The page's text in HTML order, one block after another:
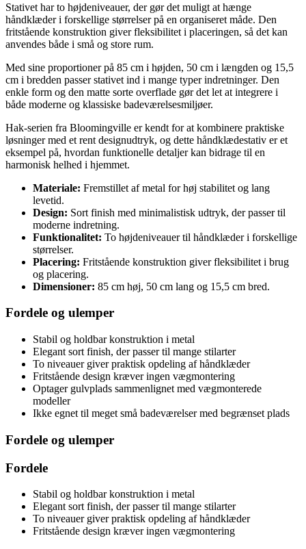
Stativet har to højdeniveauer, der gør det muligt at hænge
håndklæder i forskellige størrelser på en organiseret måde. Den
fritstående konstruktion giver fleksibilitet i placeringen, så det kan
anvendes både i små og store rum.
Med sine proportioner på 85 cm i højden, 50 cm i længden og 15,5
cm i bredden passer stativet ind i mange typer indretninger. Den
enkle form og den matte sorte overflade gør det let at integrere i
både moderne og klassiske badeværelsesmiljøer.
Hak-serien fra Bloomingville er kendt for at kombinere praktiske
løsninger med et rent designudtryk, og dette håndklædestativ er et
eksempel på, hvordan funktionelle detaljer kan bidrage til en
harmonisk helhed i hjemmet.
Materiale: Fremstillet af metal for høj stabilitet og lang
levetid.
Design: Sort finish med minimalistisk udtryk, der passer til
moderne indretning.
Funktionalitet: To højdeniveauer til håndklæder i forskellige
størrelser.
Placering: Fritstående konstruktion giver fleksibilitet i brug
og placering.
Dimensioner: 85 cm høj, 50 cm lang og 15,5 cm bred.
Fordele og ulemper
Stabil og holdbar konstruktion i metal
Elegant sort finish, der passer til mange stilarter
To niveauer giver praktisk opdeling af håndklæder
Fritstående design kræver ingen vægmontering
Optager gulvplads sammenlignet med vægmonterede
modeller
Ikke egnet til meget små badeværelser med begrænset plads
Fordele og ulemper
Fordele
Stabil og holdbar konstruktion i metal
Elegant sort finish, der passer til mange stilarter
To niveauer giver praktisk opdeling af håndklæder
Fritstående design kræver ingen vægmontering